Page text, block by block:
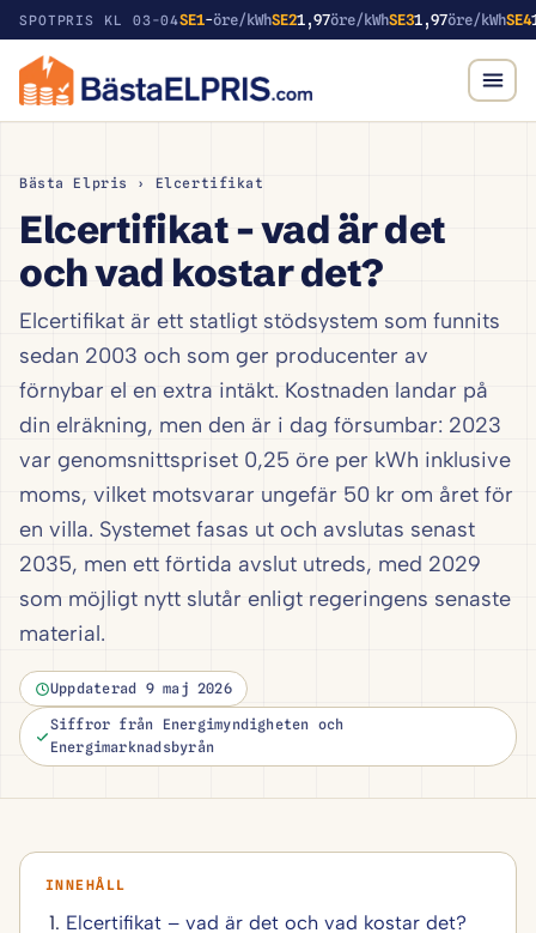
SPOTPRIS KL 03-04SE1-öre/kWhSE21,97öre/kWhSE31,97öre/kWhSE4
Bästa Elpris › Elcertifikat
Elcertifikat – vad är det
och vad kostar det?
Elcertifikat är ett statligt stödsystem som funnits
sedan 2003 och som ger producenter av
förnybar el en extra intäkt. Kostnaden landar på
din elräkning, men den är i dag försumbar: 2023
var genomsnittspriset 0,25 öre per kWh inklusive
moms, vilket motsvarar ungefär 50 kr om året för
en villa. Systemet fasas ut och avslutas senast
2035, men ett förtida avslut utreds, med 2029
som möjligt nytt slutår enligt regeringens senaste
material.
Uppdaterad 9 maj 2026
Siffror från Energimyndigheten och
Energimarknadsbyrån
Elcertifikat – vad är det och vad kostar det?